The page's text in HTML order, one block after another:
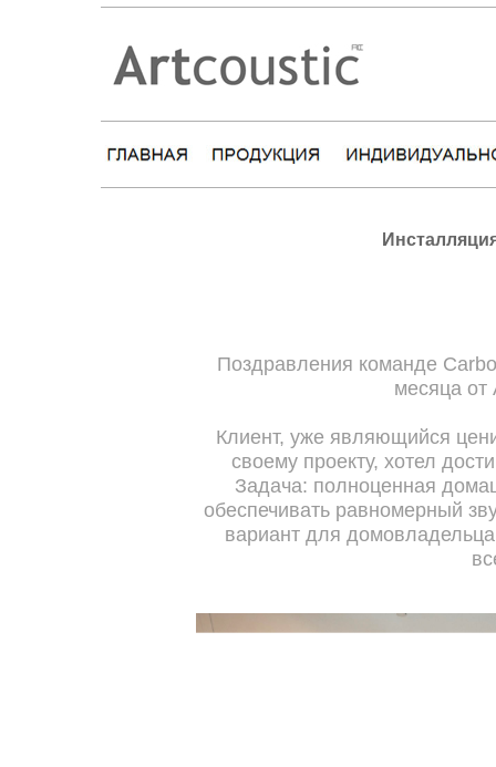
Поздравления команде
месяца от
Клиент, уже являющийся
своему проекту, хотел
Задача: полноценная
обеспечивать равномерный
вариант для